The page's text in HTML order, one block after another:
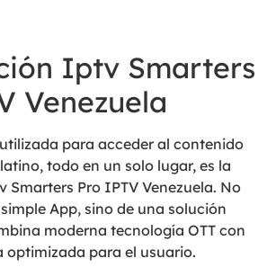
Iptv Smarters
Venezuela
para acceder al contenido
todo en un solo lugar, es la
Smarters Pro IPTV Venezuela. No
App, sino de una solución
moderna tecnología OTT con
optimizada para el usuario.